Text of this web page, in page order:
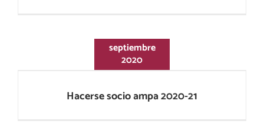
septiembre
2020
Hacerse socio ampa 2020-21
Hacerse socio ampa 2020-21